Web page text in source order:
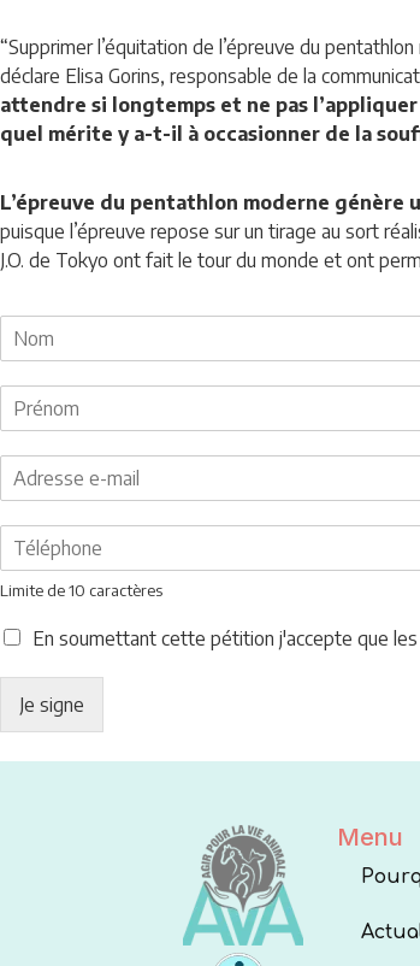
“Supprimer l’équitation de l’épreuve du
déclare Elisa Gorins, responsable de la
attendre si longtemps et ne pas
quel mérite y a-t-il à occasionner de la
L’épreuve du pentathlon moderne génère
puisque l’épreuve repose sur un tirage au sort
J.O. de Tokyo ont fait le tour du monde et ont
Limite de 10 caractères
En soumettant cette pétition j'accepte que
Je signe
Menu